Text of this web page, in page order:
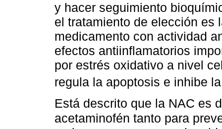
y hacer seguimiento
el tratamiento de elección es
medicamento con actividad
efectos antiinflamatorios
por estrés oxidativo a nivel
regula la apoptosis e inhibe
Está descrito que la NAC es
acetaminofén tanto para